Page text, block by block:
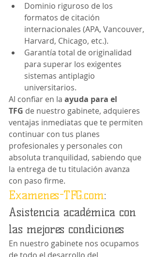
Dominio riguroso de los
formatos de citación
internacionales (APA, Vancouver,
Harvard, Chicago, etc.).
Garantía total de originalidad
para superar los exigentes
sistemas antiplagio
universitarios.
Al confiar en la ayuda para el
TFG de nuestro gabinete, adquieres
ventajas inmediatas que te permiten
continuar con tus planes
profesionales y personales con
absoluta tranquilidad, sabiendo que
la entrega de tu titulación avanza
con paso firme.
Examenes-TFG.com:
Asistencia académica con
las mejores condiciones
En nuestro gabinete nos ocupamos